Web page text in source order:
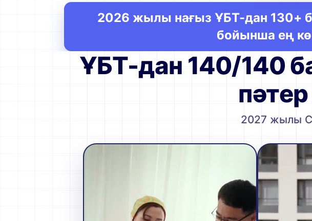
2026 жылы нағыз ҰБТ-дан 130+
бойынша ең
ҰБТ-дан 140/140
2027 жылы